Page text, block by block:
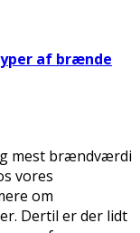
af brænde
mest brændværdi
vores
om
Dertil er der lidt